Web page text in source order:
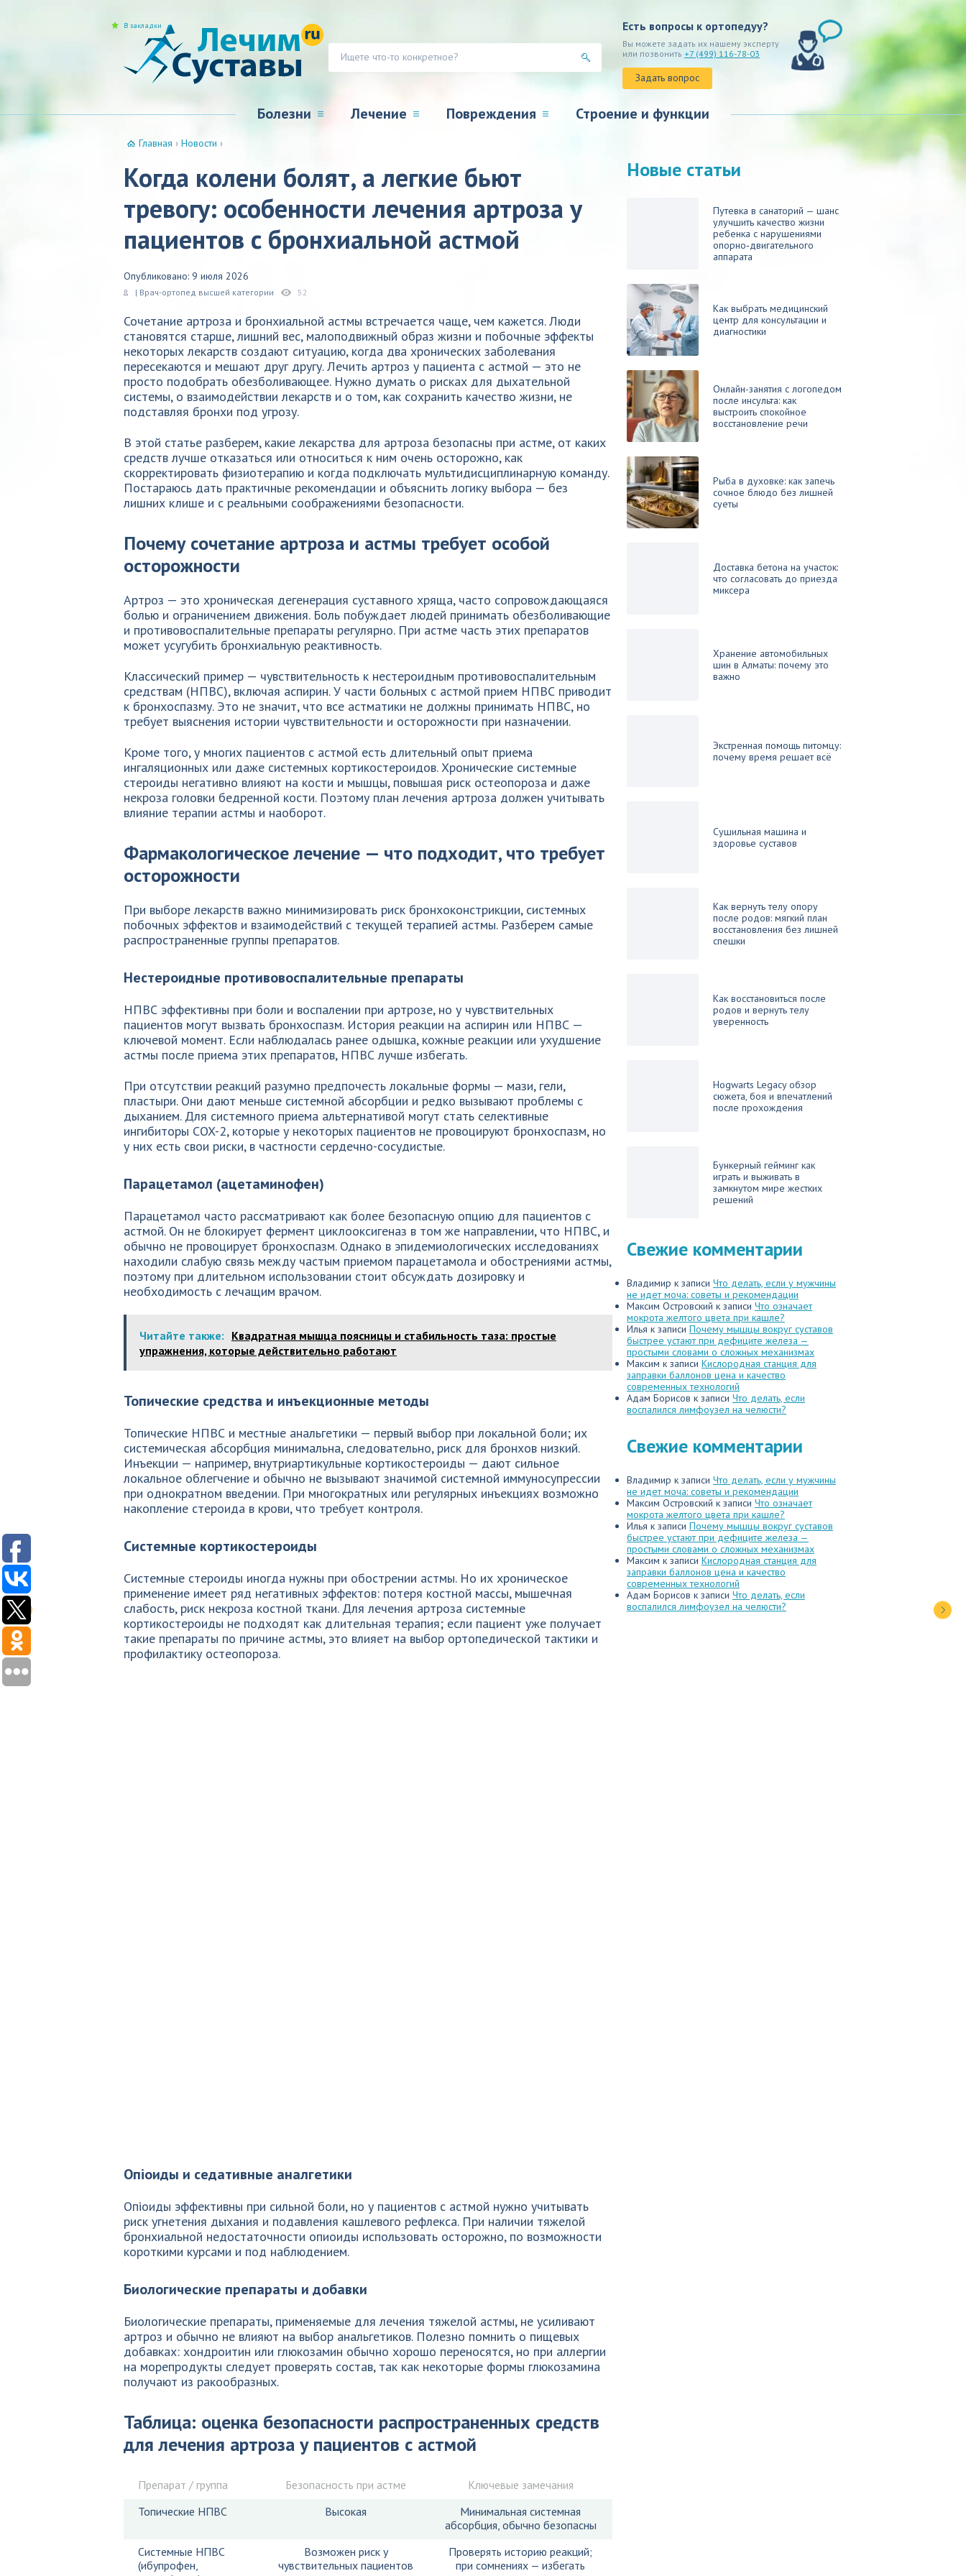
Есть вопросы к ортопедуу?
Вы можете задать их нашему эксперту
или позвонить +7 (499) 116-78-03
Задать вопрос
Болезни Лечение Повреждения Строение и функции
В закладки
Главная › Новости ›
Когда колени болят, а легкие бьют
тревогу: особенности лечения артроза у
пациентов с бронхиальной астмой
Опубликовано: 9 июля 2026
| Врач-ортопед высшей категории 52
Сочетание артроза и бронхиальной астмы встречается чаще, чем кажется. Люди
становятся старше, лишний вес, малоподвижный образ жизни и побочные эффекты
некоторых лекарств создают ситуацию, когда два хронических заболевания
пересекаются и мешают друг другу. Лечить артроз у пациента с астмой — это не
просто подобрать обезболивающее. Нужно думать о рисках для дыхательной
системы, о взаимодействии лекарств и о том, как сохранить качество жизни, не
подставляя бронхи под угрозу.
В этой статье разберем, какие лекарства для артроза безопасны при астме, от каких
средств лучше отказаться или относиться к ним очень осторожно, как
скорректировать физиотерапию и когда подключать мультидисциплинарную команду.
Постараюсь дать практичные рекомендации и объяснить логику выбора — без
лишних клише и с реальными соображениями безопасности.
Почему сочетание артроза и астмы требует особой
осторожности
Артроз — это хроническая дегенерация суставного хряща, часто сопровождающаяся
болью и ограничением движения. Боль побуждает людей принимать обезболивающие
и противовоспалительные препараты регулярно. При астме часть этих препаратов
может усугубить бронхиальную реактивность.
Классический пример — чувствительность к нестероидным противовоспалительным
средствам (НПВС), включая аспирин. У части больных с астмой прием НПВС приводит
к бронхоспазму. Это не значит, что все астматики не должны принимать НПВС, но
требует выяснения истории чувствительности и осторожности при назначении.
Кроме того, у многих пациентов с астмой есть длительный опыт приема
ингаляционных или даже системных кортикостероидов. Хронические системные
стероиды негативно влияют на кости и мышцы, повышая риск остеопороза и даже
некроза головки бедренной кости. Поэтому план лечения артроза должен учитывать
влияние терапии астмы и наоборот.
Фармакологическое лечение — что подходит, что требует
осторожности
При выборе лекарств важно минимизировать риск бронхоконстрикции, системных
побочных эффектов и взаимодействий с текущей терапией астмы. Разберем самые
распространенные группы препаратов.
Нестероидные противовоспалительные препараты
НПВС эффективны при боли и воспалении при артрозе, но у чувствительных
пациентов могут вызвать бронхоспазм. История реакции на аспирин или НПВС —
ключевой момент. Если наблюдалась ранее одышка, кожные реакции или ухудшение
астмы после приема этих препаратов, НПВС лучше избегать.
При отсутствии реакций разумно предпочесть локальные формы — мази, гели,
пластыри. Они дают меньше системной абсорбции и редко вызывают проблемы с
дыханием. Для системного приема альтернативой могут стать селективные
ингибиторы COX-2, которые у некоторых пациентов не провоцируют бронхоспазм, но
у них есть свои риски, в частности сердечно-сосудистые.
Парацетамол (ацетаминофен)
Парацетамол часто рассматривают как более безопасную опцию для пациентов с
астмой. Он не блокирует фермент циклооксигеназ в том же направлении, что НПВС, и
обычно не провоцирует бронхоспазм. Однако в эпидемиологических исследованиях
находили слабую связь между частым приемом парацетамола и обострениями астмы,
поэтому при длительном использовании стоит обсуждать дозировку и
необходимость с лечащим врачом.
Читайте также: Квадратная мышца поясницы и стабильность таза: простые
упражнения, которые действительно работают
Топические средства и инъекционные методы
Топические НПВС и местные анальгетики — первый выбор при локальной боли; их
системическая абсорбция минимальна, следовательно, риск для бронхов низкий.
Инъекции — например, внутриартикульные кортикостероиды — дают сильное
локальное облегчение и обычно не вызывают значимой системной иммуносупрессии
при однократном введении. При многократных или регулярных инъекциях возможно
накопление стероида в крови, что требует контроля.
Системные кортикостероиды
Системные стероиды иногда нужны при обострении астмы. Но их хроническое
применение имеет ряд негативных эффектов: потеря костной массы, мышечная
слабость, риск некроза костной ткани. Для лечения артроза системные
кортикостероиды не подходят как длительная терапия; если пациент уже получает
такие препараты по причине астмы, это влияет на выбор ортопедической тактики и
профилактику остеопороза.
Опioиды и седативные аналгетики
Опioиды эффективны при сильной боли, но у пациентов с астмой нужно учитывать
риск угнетения дыхания и подавления кашлевого рефлекса. При наличии тяжелой
бронхиальной недостаточности опиоиды использовать осторожно, по возможности
короткими курсами и под наблюдением.
Биологические препараты и добавки
Биологические препараты, применяемые для лечения тяжелой астмы, не усиливают
артроз и обычно не влияют на выбор анальгетиков. Полезно помнить о пищевых
добавках: хондроитин или глюкозамин обычно хорошо переносятся, но при аллергии
на морепродукты следует проверять состав, так как некоторые формы глюкозамина
получают из ракообразных.
Таблица: оценка безопасности распространенных средств
для лечения артроза у пациентов с астмой
Препарат / группа Безопасность при астме
Ключевые замечания
Топические НПВС
Высокая
Минимальная системная
абсорбция, обычно безопасны
Системные НПВС
(ибупрофен,
Возможен риск у
чувствительных пациентов
Проверять историю реакций;
при сомнениях — избегать
Новые статьи
Путевка в санаторий — шанс
улучшить качество жизни
ребенка с нарушениями
опорно‑двигательного
аппарата
Как выбрать медицинский
центр для консультации и
диагностики
Онлайн-занятия с логопедом
после инсульта: как
выстроить спокойное
восстановление речи
Рыба в духовке: как запечь
сочное блюдо без лишней
суеты
Доставка бетона на участок:
что согласовать до приезда
миксера
Хранение автомобильных
шин в Алматы: почему это
важно
Экстренная помощь питомцу:
почему время решает всё
Сушильная машина и
здоровье суставов
Как вернуть телу опору
после родов: мягкий план
восстановления без лишней
спешки
Как восстановиться после
родов и вернуть телу
уверенность
Hogwarts Legacy обзор
сюжета, боя и впечатлений
после прохождения
Бункерный гейминг как
играть и выживать в
замкнутом мире жестких
решений
Свежие комментарии
Владимир к записи Что делать, если у мужчины
не идет моча: советы и рекомендации
Максим Островский к записи Что означает
мокрота желтого цвета при кашле?
Илья к записи Почему мышцы вокруг суставов
быстрее устают при дефиците железа —
простыми словами о сложных механизмах
Максим к записи Кислородная станция для
заправки баллонов цена и качество
современных технологий
Адам Борисов к записи Что делать, если
воспалился лимфоузел на челюсти?
Свежие комментарии
Владимир к записи Что делать, если у мужчины
не идет моча: советы и рекомендации
Максим Островский к записи Что означает
мокрота желтого цвета при кашле?
Илья к записи Почему мышцы вокруг суставов
быстрее устают при дефиците железа —
простыми словами о сложных механизмах
Максим к записи Кислородная станция для
заправки баллонов цена и качество
современных технологий
Адам Борисов к записи Что делать, если
воспалился лимфоузел на челюсти?